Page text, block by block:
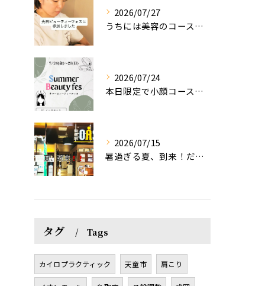
2026/07/27
うちには美容のコースもあるって伝えなきゃ！えっほっえxty
2026/07/24
本日限定で小顔コース体験(ワンコイン)実施します！
2026/07/15
暑過ぎる夏、到来！だるさを感じる方は、結構不足！？
タグ Tags
カイロプラクティック 天童市 肩こり